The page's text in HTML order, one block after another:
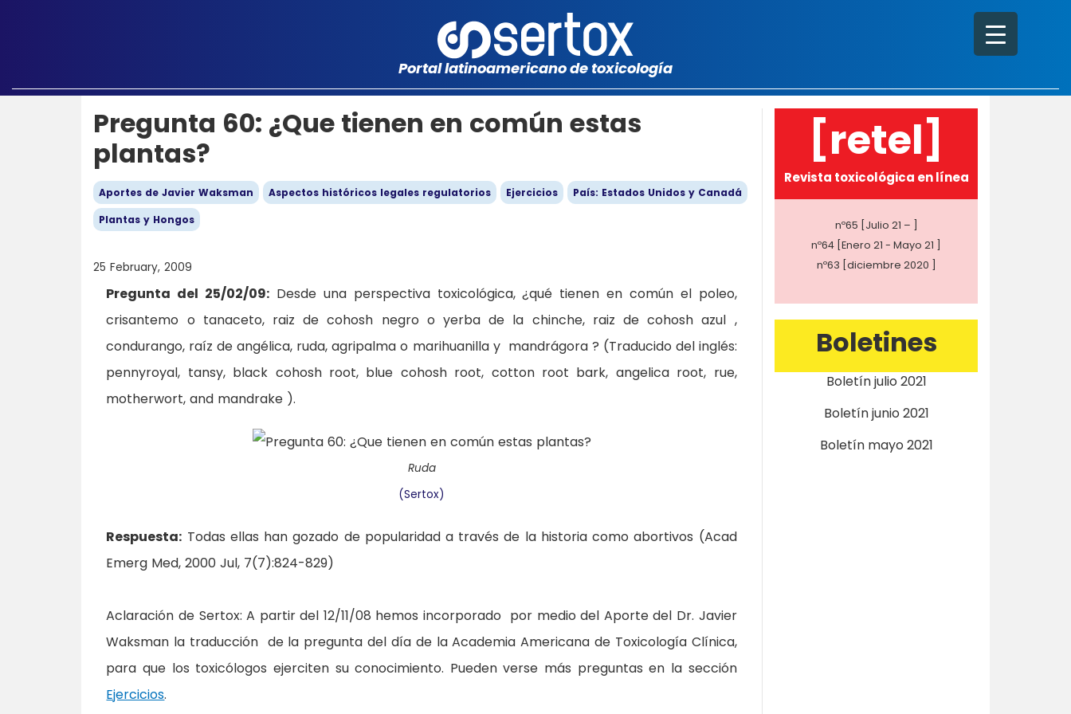
Portal latinoamericano de toxicología
Pregunta 60: ¿Que tienen en común estas
plantas?
Aportes de Javier Waksman Aspectos históricos legales regulatorios Ejercicios
País: Estados Unidos y Canadá
Plantas y Hongos
25 February, 2009
Pregunta del 25/02/09: Desde una perspectiva toxicológica, ¿qué tienen en común el poleo,
crisantemo o tanaceto, raiz de cohosh negro o yerba de la chinche, raiz de cohosh azul ,
condurango, raíz de angélica, ruda, agripalma o marihuanilla y mandrágora ? (Traducido del inglés:
pennyroyal, tansy, black cohosh root, blue cohosh root, cotton root bark, angelica root, rue,
motherwort, and mandrake ).
Ruda
(Sertox)
Respuesta: Todas ellas han gozado de popularidad a través de la historia como abortivos (Acad
Emerg Med, 2000 Jul, 7(7):824-829)
Aclaración de Sertox: A partir del 12/11/08 hemos incorporado por medio del Aporte del Dr. Javier
Waksman la traducción de la pregunta del día de la Academia Americana de Toxicología Clínica,
para que los toxicólogos ejerciten su conocimiento. Pueden verse más preguntas en la sección
Ejercicios.
[retel]
Revista toxicológica en línea
nº65 [Julio 21 – ]
nº64 [Enero 21 - Mayo 21 ]
nº63 [diciembre 2020 ]
Boletines
Boletín julio 2021
Boletín junio 2021
Boletín mayo 2021